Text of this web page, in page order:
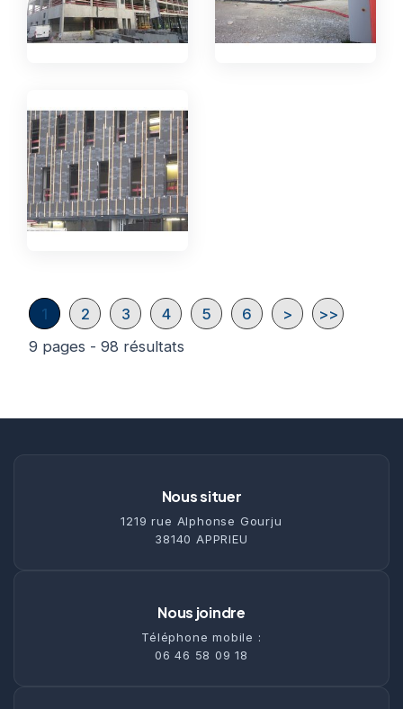
1 2 3 4 5 6 >
>>
9 pages - 98 résultats
Nous situer
1219 rue Alphonse Gourju
38140 APPRIEU
Nous joindre
Téléphone mobile :
06 46 58 09 18